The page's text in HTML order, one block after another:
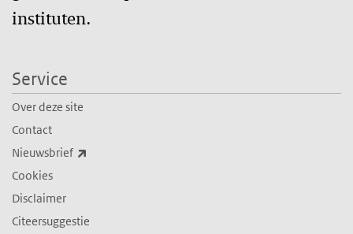
instituten.
Service
Over deze site
Contact
Nieuwsbrief
Cookies
Disclaimer
Citeersuggestie